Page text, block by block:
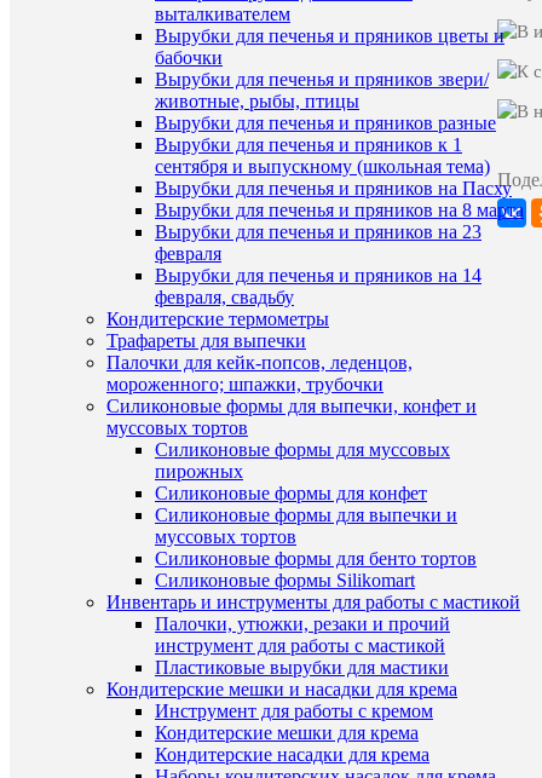
выталкивателем
Вырубки для печенья и пряников цветы и
бабочки
Вырубки для печенья и пряников звери/
животные, рыбы, птицы
Вырубки для печенья и пряников разные
Вырубки для печенья и пряников к 1
сентября и выпускному (школьная тема)
Вырубки для печенья и пряников на Пасху
Вырубки для печенья и пряников на 8 марта
Вырубки для печенья и пряников на 23
февраля
Вырубки для печенья и пряников на 14
февраля, свадьбу
Кондитерские термометры
Трафареты для выпечки
Палочки для кейк-попсов, леденцов,
мороженного; шпажки, трубочки
Силиконовые формы для выпечки, конфет и
муссовых тортов
Силиконовые формы для муссовых
пирожных
Силиконовые формы для конфет
Силиконовые формы для выпечки и
муссовых тортов
Силиконовые формы для бенто тортов
Силиконовые формы Silikomart
Инвентарь и инструменты для работы с мастикой
Палочки, утюжки, резаки и прочий
инструмент для работы с мастикой
Пластиковые вырубки для мастики
Кондитерские мешки и насадки для крема
Инструмент для работы с кремом
Кондитерские мешки для крема
Кондитерские насадки для крема
Быстрый